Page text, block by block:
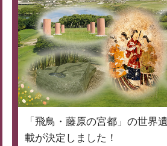
「飛鳥・藤原の宮都」の世界
載が決定しました！